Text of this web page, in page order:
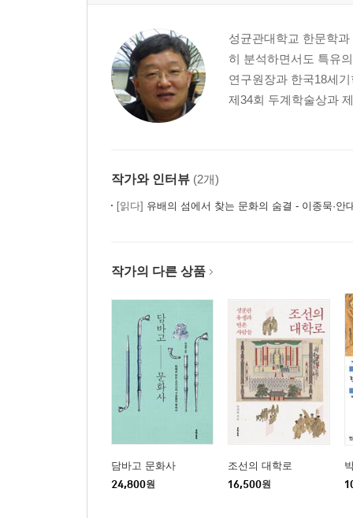
성균관대학교 한문학
히 분석하면서도 특유
연구원장과 한국18세
제34회 두계학술상과
작가와 인터뷰 (2개)
[읽다] 유배의 섬에서 찾는 문화의 숨결 - 이종묵·안대회 지음, 이한구 사진
작가의 다른 상품
담바고 문화사
24,800원
조선의 대학로
16,500원